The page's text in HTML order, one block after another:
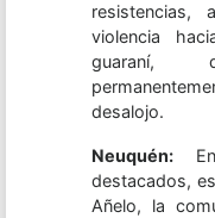
violencia
guaraní,
desalojo.
Neuquén:
destacados,
Añelo, la